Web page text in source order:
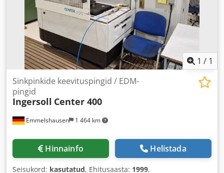
1 / 1
Emmelshausen 1 464 km
Sinkpinkide keevituspingid / EDM-
pingid
Ingersoll Center 400
Hinnainfo Helistada
Seisukord: kasutatud, Ehitusaasta: 1999,